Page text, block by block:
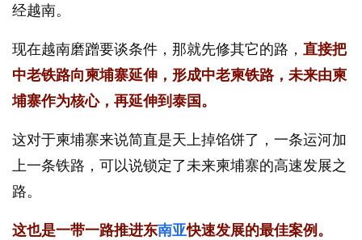
经越南。
现在越南磨蹭要谈条件，那就先修其它的路， 直接把
中老铁路向柬埔寨延伸，形成中老柬铁路，未来由柬
埔寨作为核心，再延伸到泰国。
这对于柬埔寨来说简直是天上掉馅饼了，一条运河加
上一条铁路，可以说锁定了未来柬埔寨的高速发展之
路。
这也是一带一路推进东南亚快速发展的最佳案例。